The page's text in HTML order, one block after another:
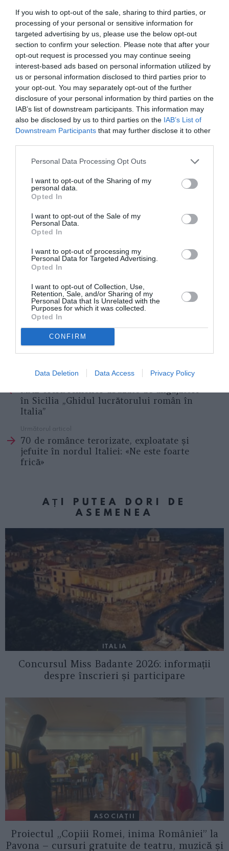
If you wish to opt-out of the sale, sharing to third parties, or
processing of your personal or sensitive information for
targeted advertising by us, please use the below opt-out
section to confirm your selection. Please note that after your
opt-out request is processed you may continue seeing
interest-based ads based on personal information utilized by
us or personal information disclosed to third parties prior to
your opt-out. You may separately opt-out of the further
disclosure of your personal information by third parties on the
IAB’s list of downstream participants. This information may
also be disclosed by us to third parties on the IAB’s List of
Downstream Participants that may further disclose it to other
Personal Data Processing Opt Outs
I want to opt-out of the Sharing of my
personal data.
Opted In
I want to opt-out of the Sale of my
Personal Data.
Opted In
I want to opt-out of processing my
Personal Data for Targeted Advertising.
Opted In
I want to opt-out of Collection, Use,
Retention, Sale, and/or Sharing of my
Personal Data that Is Unrelated with the
Purposes for which it was collected.
Opted In
CONFIRM
Data Deletion Data Access Privacy Policy
care se apără. Nu fac acest lucru din exibiționism. Eu
fac acest raționament în manieră foarte lucidă».
Dacă i-ar intra hoții în casă, Tosi ar folosi arma?
«Eu locuiesc cu partenera mea, dacă ar intra cineva,
eu apăr familia. Dacă unul intră noaptea și știe că
ești în casă, înseamnă că e dispus la orice, chiar și să
facă rău și eu trebuie să previn asta».
Tosi a postat mai întâi pe twitter declarația sa șocantă, apoi a reluat-o
pe pagina sa de Facebook.
Articolul anterior
MAE oferă femeilor abuzate de angajatori
în Sicilia „Ghidul lucrătorului român în
Italia”
Următorul articol
70 de românce terorizate, exploatate și
jefuite în nordul Italiei: «Ne este foarte
frică»
AȚI PUTEA DORI DE
ASEMENEA
ITALIA
Concursul Miss Badante 2026: informații
despre înscrieri și participare
ASOCIAŢII
Proiectul „Copiii Romei, inima României” la
Pavona – cursuri gratuite de teatru, muzică și